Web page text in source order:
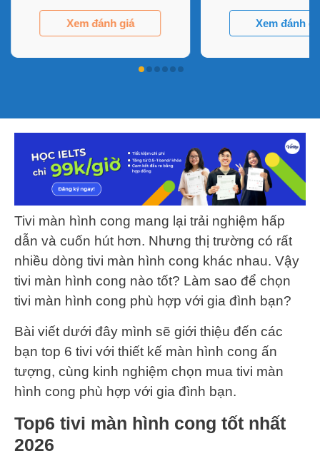
Xem đánh giá Xem đánh
Tivi màn hình cong mang lại trải nghiệm hấp
dẫn và cuốn hút hơn. Nhưng thị trường có rất
nhiều dòng tivi màn hình cong khác nhau. Vậy
tivi màn hình cong nào tốt? Làm sao để chọn
tivi màn hình cong phù hợp với gia đình bạn?
Bài viết dưới đây mình sẽ giới thiệu đến các
bạn top 6 tivi với thiết kế màn hình cong ấn
tượng, cùng kinh nghiệm chọn mua tivi màn
hình cong phù hợp với gia đình bạn.
Top6 tivi màn hình cong tốt nhất
2026